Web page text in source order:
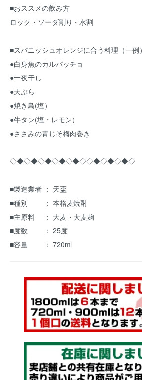
■おススメの飲み方
ロック・ソーダ割り・水割
■スパニッシュオレンジに合う料理（一例）
●白身魚のカルパッチョ
●一夜干し
●天ぷら
●焼き鳥(塩）
●牛タン(塩・レモン）
●ささみの青じそ梅肉巻き
◇◆◇◆◇◆◇◆◇◆◇◇◆◇◆◇◆◇
■製造業者 ： 天盃
■種別 ： 本格麦焼酎
■主原料 ： 大麦・大麦麹
■度数 ： 25度
■容量 ： 720ml